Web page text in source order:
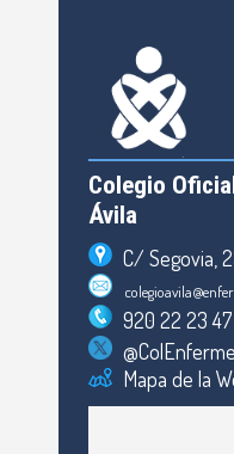
Colegio
Ávila
C/ Segovia,
920 22 23 47
Mapa de la